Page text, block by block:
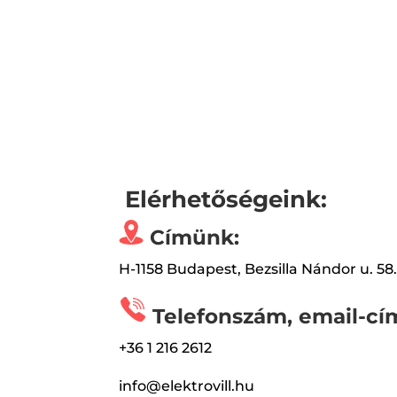
Elérhetőségeink:
Címünk:
H-1158 Budapest, Bezsilla Nándor u. 58.
Telefonszám, email-
+36 1 216 2612
info@elektrovill.hu